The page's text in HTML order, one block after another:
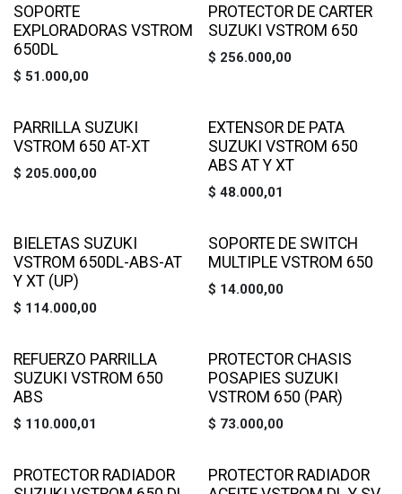
SOPORTE
EXPLORADORAS VSTROM
650DL
$ 51.000,00
PROTECTOR DE CARTER
SUZUKI VSTROM 650
$ 256.000,00
PARRILLA SUZUKI
VSTROM 650 AT-XT
$ 205.000,00
EXTENSOR DE PATA
SUZUKI VSTROM 650
ABS AT Y XT
$ 48.000,01
BIELETAS SUZUKI
VSTROM 650DL-ABS-AT
Y XT (UP)
$ 114.000,00
SOPORTE DE SWITCH
MULTIPLE VSTROM 650
$ 14.000,00
REFUERZO PARRILLA
SUZUKI VSTROM 650
ABS
$ 110.000,01
PROTECTOR CHASIS
POSAPIES SUZUKI
VSTROM 650 (PAR)
$ 73.000,00
PROTECTOR RADIADOR
PROTECTOR RADIADOR